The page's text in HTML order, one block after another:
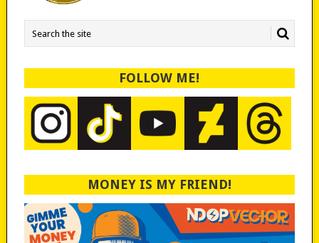
FOLLOW ME!
MONEY IS MY FRIEND!